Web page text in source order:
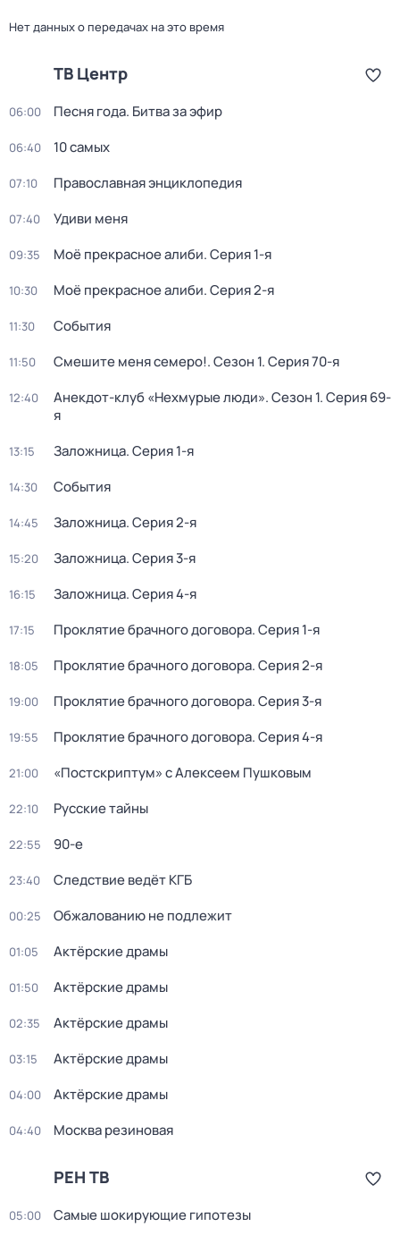
Нет данных о передачах на это время
ТВ Центр
06:00 Песня года. Битва за эфир
06:40 10 самых
07:10 Православная энциклопедия
07:40 Удиви меня
09:35 Моё прекрасное алиби. Серия 1-я
10:30 Моё прекрасное алиби. Серия 2-я
11:30 События
11:50 Смешите меня семеро!. Сезон 1. Серия 70-я
12:40 Анекдот-клуб «Нехмурые люди». Сезон 1. Серия 69-
я
13:15 Заложница. Серия 1-я
14:30 События
14:45 Заложница. Серия 2-я
15:20 Заложница. Серия 3-я
16:15 Заложница. Серия 4-я
17:15 Проклятие брачного договора. Серия 1-я
18:05 Проклятие брачного договора. Серия 2-я
19:00 Проклятие брачного договора. Серия 3-я
19:55 Проклятие брачного договора. Серия 4-я
21:00 «Постскриптум» с Алексеем Пушковым
22:10 Русские тайны
22:55 90-е
23:40 Следствие ведёт КГБ
00:25 Обжалованию не подлежит
01:05 Актёрские драмы
01:50 Актёрские драмы
02:35 Актёрские драмы
03:15 Актёрские драмы
04:00 Актёрские драмы
04:40 Москва резиновая
РЕН ТВ
05:00 Самые шoкиpующие гипотезы